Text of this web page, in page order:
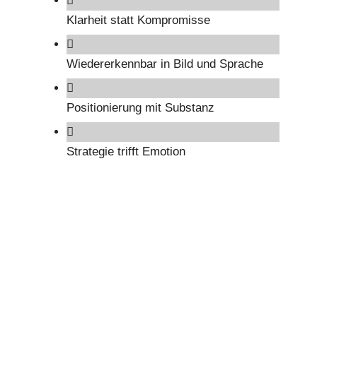
Klarheit statt Kompromisse
Wiedererkennbar in Bild und Sprache
Positionierung mit Substanz
Strategie trifft Emotion